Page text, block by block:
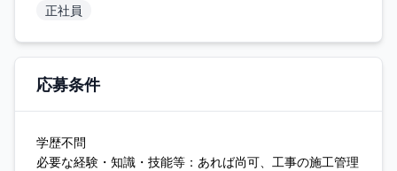
正社員
応募条件
学歴不問
必要な経験・知識・技能等：あれば尚可、工事の施工管理